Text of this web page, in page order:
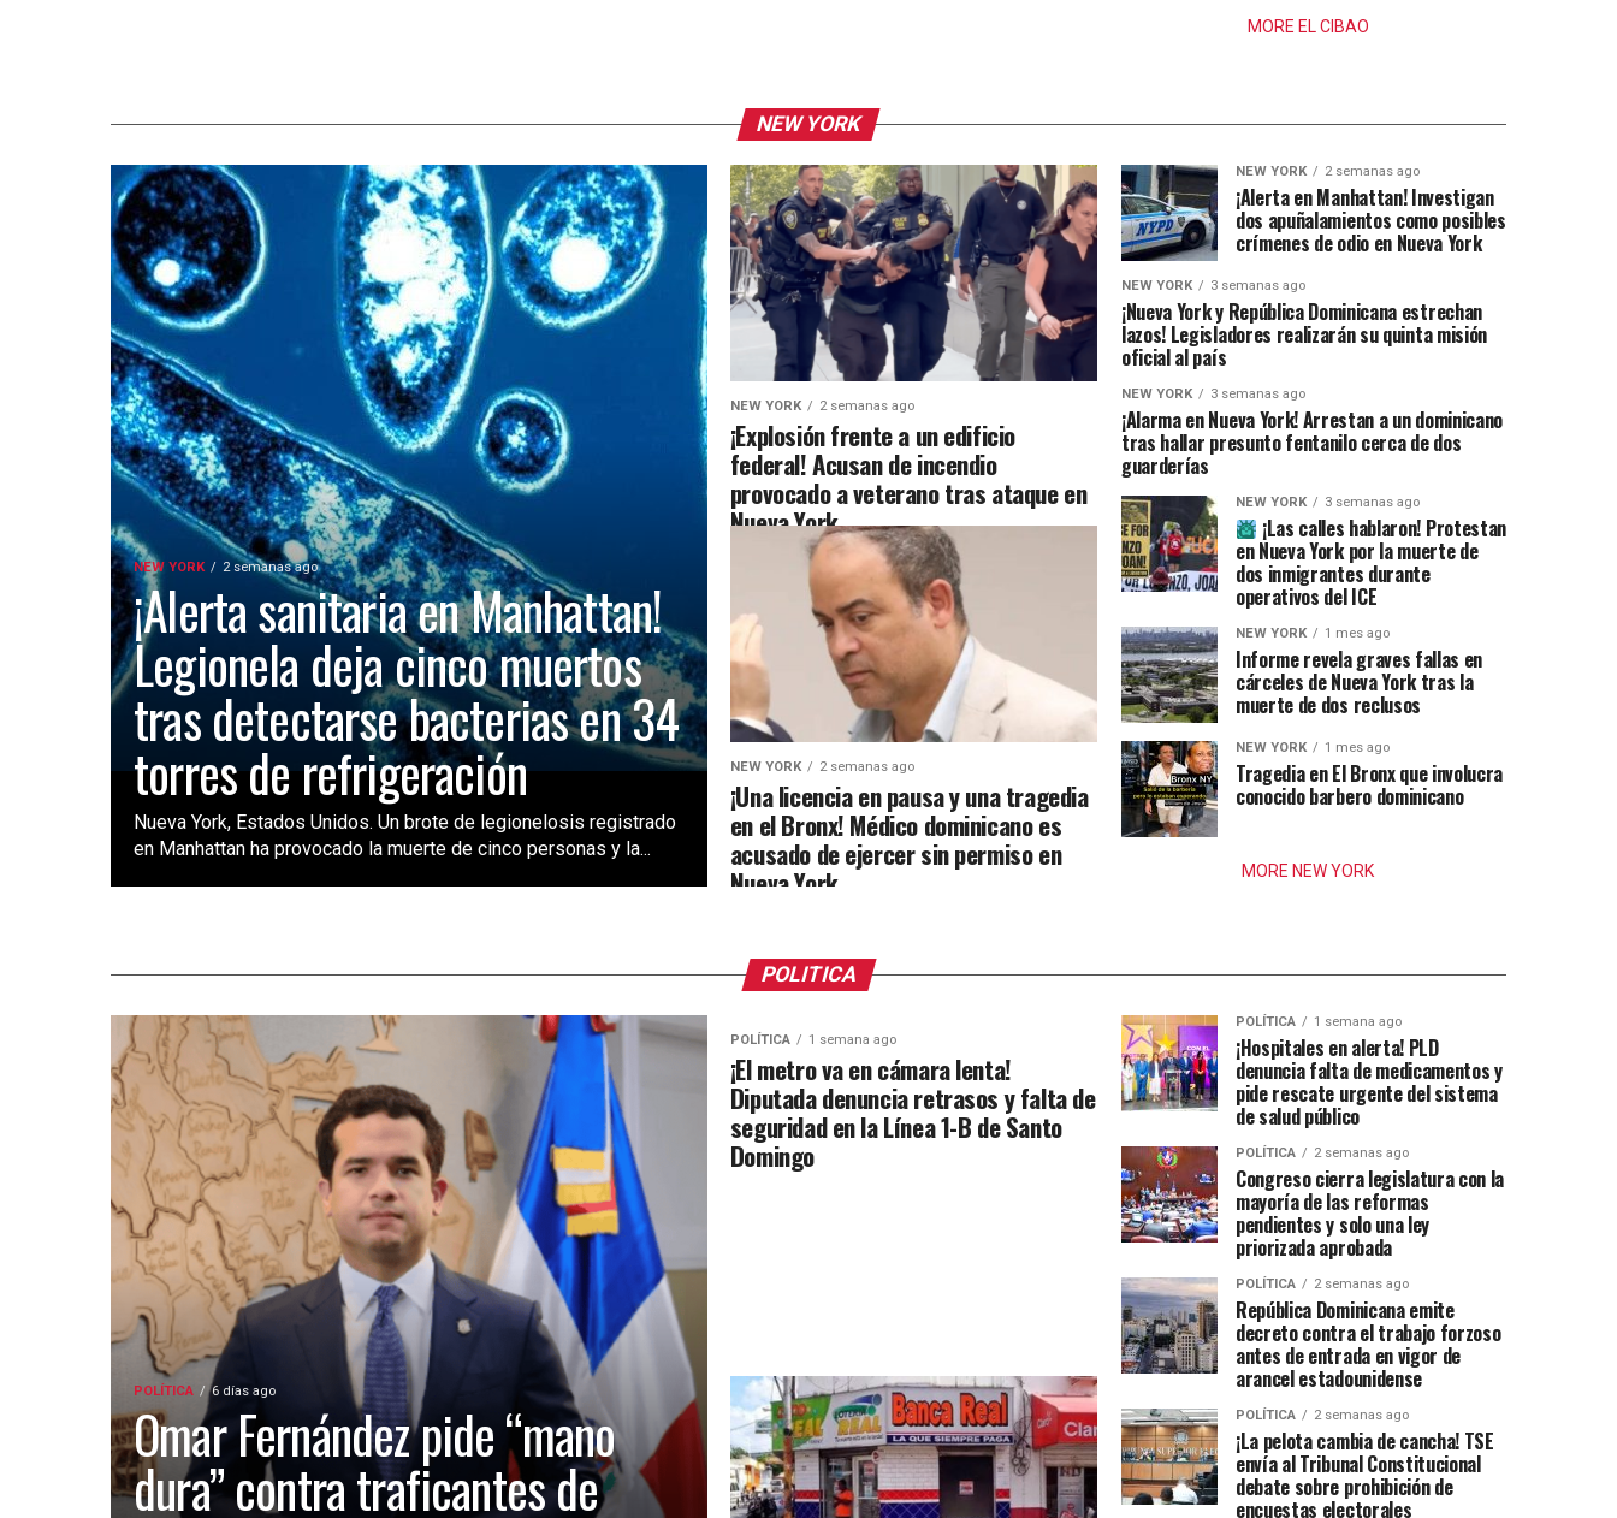
MORE EL CIBAO
NEW YORK
NEW YORK 2 semanas ago
¡Alerta sanitaria en Manhattan!
Legionela deja cinco muertos
tras detectarse bacterias en 34
torres de refrigeración
Nueva York, Estados Unidos. Un brote de legionelosis registrado
en Manhattan ha provocado la muerte de cinco personas y la...
NEW YORK 2 semanas ago
¡Explosión frente a un edificio
federal! Acusan de incendio
provocado a veterano tras ataque en
Nueva York
NEW YORK 2 semanas ago
¡Una licencia en pausa y una tragedia
en el Bronx! Médico dominicano es
acusado de ejercer sin permiso en
Nueva York
NEW YORK 2 semanas ago
¡Alerta en Manhattan! Investigan
dos apuñalamientos como posibles
crímenes de odio en Nueva York
NEW YORK 3 semanas ago
¡Nueva York y República Dominicana estrechan
lazos! Legisladores realizarán su quinta misión
oficial al país
NEW YORK 3 semanas ago
¡Alarma en Nueva York! Arrestan a un dominicano
tras hallar presunto fentanilo cerca de dos
guarderías
NEW YORK 3 semanas ago
¡Las calles hablaron! Protestan
en Nueva York por la muerte de
dos inmigrantes durante
operativos del ICE
NEW YORK 1 mes ago
Informe revela graves fallas en
cárceles de Nueva York tras la
muerte de dos reclusos
NEW YORK 1 mes ago
Tragedia en El Bronx que involucra
conocido barbero dominicano
MORE NEW YORK
POLITICA
POLÍTICA 6 días ago
Omar Fernández pide “mano
dura” contra traficantes de
POLÍTICA 1 semana ago
¡El metro va en cámara lenta!
Diputada denuncia retrasos y falta de
seguridad en la Línea 1-B de Santo
Domingo
POLÍTICA 1 semana ago
¡Hospitales en alerta! PLD
denuncia falta de medicamentos y
pide rescate urgente del sistema
de salud público
POLÍTICA 2 semanas ago
Congreso cierra legislatura con la
mayoría de las reformas
pendientes y solo una ley
priorizada aprobada
POLÍTICA 2 semanas ago
República Dominicana emite
decreto contra el trabajo forzoso
antes de entrada en vigor de
arancel estadounidense
POLÍTICA 2 semanas ago
¡La pelota cambia de cancha! TSE
envía al Tribunal Constitucional
debate sobre prohibición de
encuestas electorales